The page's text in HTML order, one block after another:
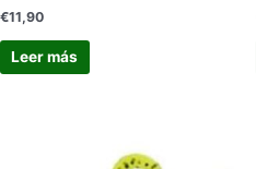
€11,90
Leer más